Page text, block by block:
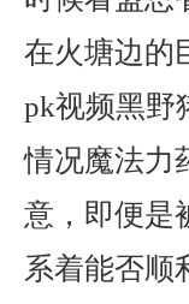
在火塘边的
pk视频黑野
情况魔法力
意，即便是
系着能否顺